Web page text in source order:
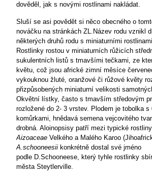
dověděl, jak s novými rostlinami nakládat.
Sluší se asi povědět si něco obecného o
nováčku na stránkách ZL.Název rodu vznikl
některých druhů rodu s miniaturními
Rostlinky rostou v miniaturních růžicích
sukulentních listů s tmavšími tečkami, ze
květu, což jsou africké zimní měsíce
vykouknou žluté, oranžové či růžové květy
přizpůsobených miniaturní velikosti
Okvětní lístky, často s tmavším středovým
rozložené do 2- 3 vrstev. Plodem je tobolka s
komůrkami, hnědavá semena vejcovitého
drobná. Aloinopsisy patří mezi typické
Aizoaceae Velkého a Malého Karoo
A.schooneesii konkrétně dostal své jméno
podle D.Schooneese, který tyhle rostlinky
města Steytlerville.